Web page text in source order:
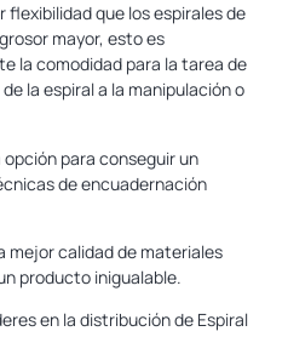
flexibilidad que los espirales de
mayor, esto es
la comodidad para la tarea de
la espiral a la manipulación o
para conseguir un
de encuadernación
mejor calidad de materiales
producto inigualable.
en la distribución de Espiral